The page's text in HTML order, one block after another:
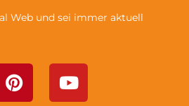
Web und sei immer aktuell